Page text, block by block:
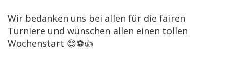
Wir bedanken uns bei allen für die fairen
Turniere und wünschen allen einen tollen
Wochenstart 😊⚽️👍